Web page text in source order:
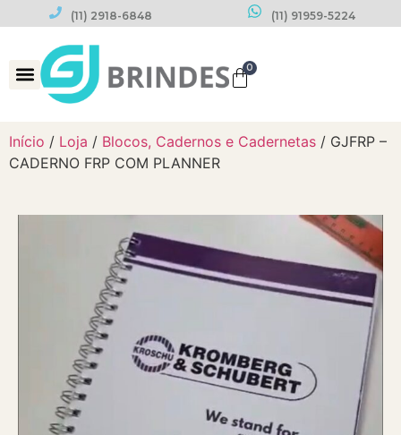
(11) 2918-6848 (11) 91959-5224
0
Início / Loja / Blocos, Cadernos e Cadernetas / GJFRP –
CADERNO FRP COM PLANNER